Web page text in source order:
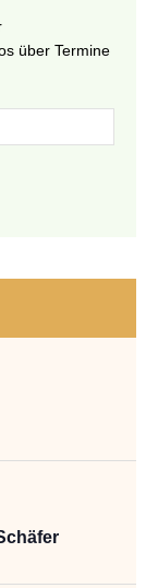
über Termine